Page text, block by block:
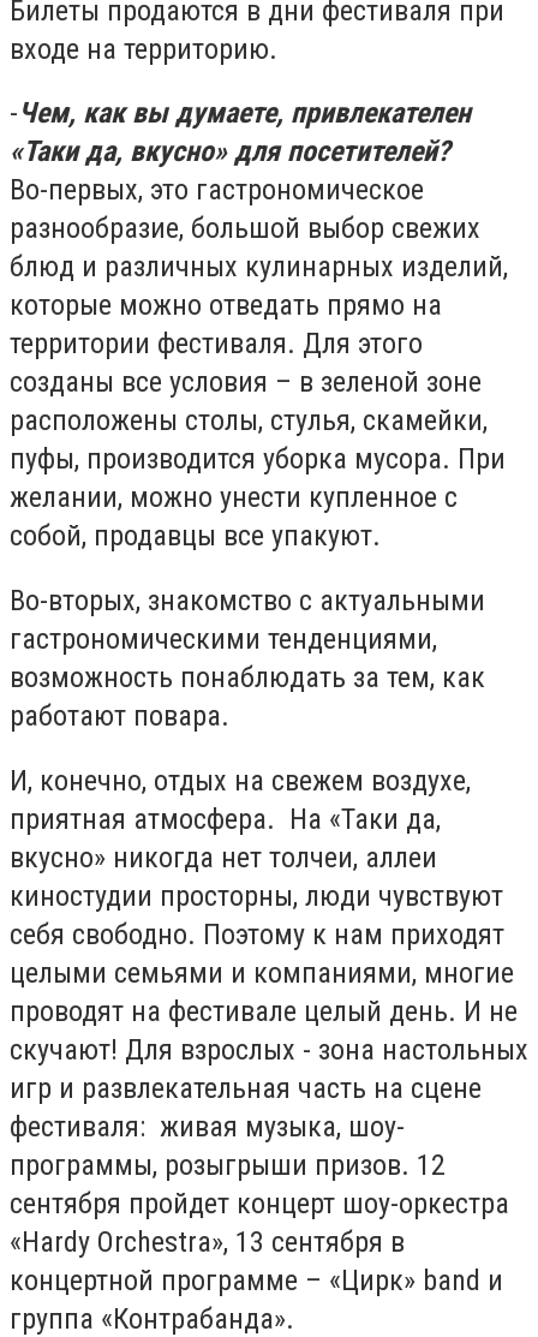
Билеты продаются в дни фестиваля при
входе на территорию.
-Чем, как вы думаете, привлекателен
«Таки да, вкусно» для посетителей?
Во-первых, это гастрономическое
разнообразие, большой выбор свежих
блюд и различных кулинарных изделий,
которые можно отведать прямо на
территории фестиваля. Для этого
созданы все условия – в зеленой зоне
расположены столы, стулья, скамейки,
пуфы, производится уборка мусора. При
желании, можно унести купленное с
собой, продавцы все упакуют.
Во-вторых, знакомство с актуальными
гастрономическими тенденциями,
возможность понаблюдать за тем, как
работают повара.
И, конечно, отдых на свежем воздухе,
приятная атмосфера. На «Таки да,
вкусно» никогда нет толчеи, аллеи
киностудии просторны, люди чувствуют
себя свободно. Поэтому к нам приходят
целыми семьями и компаниями, многие
проводят на фестивале целый день. И не
скучают! Для взрослых - зона настольных
игр и развлекательная часть на сцене
фестиваля: живая музыка, шоу-
программы, розыгрыши призов. 12
сентября пройдет концерт шоу-оркестра
«Hardy Orchestra», 13 сентября в
концертной программе – «Цирк» band и
группа «Контрабанда».